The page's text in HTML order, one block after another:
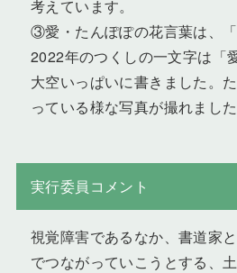
考えています。
③愛・たんぽぽの花言葉は、「
2022年のつくしの一文字は「
大空いっぱいに書きました。
っている様な写真が撮れました
実行委員コメント
視覚障害であるなか、書道家
でつながっていこうとする、